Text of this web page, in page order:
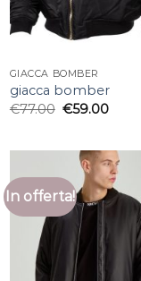
GIACCA BOMBER
giacca bomber
€77.00 €59.00
In offerta!